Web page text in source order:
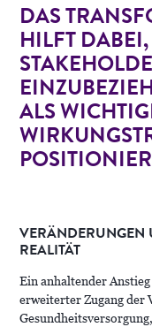
DAS
HILFT
ALS
VERÄNDERUNGEN
REALITÄT
Ein anhaltender
erweiterter Zugang der